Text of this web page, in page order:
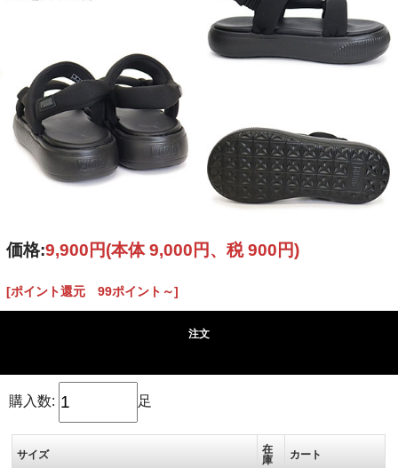
価格:9,900円(本体 9,000円、税 900円)
[ポイント還元 99ポイント～]
注文
購入数: 足
サイズ
在
庫
カート